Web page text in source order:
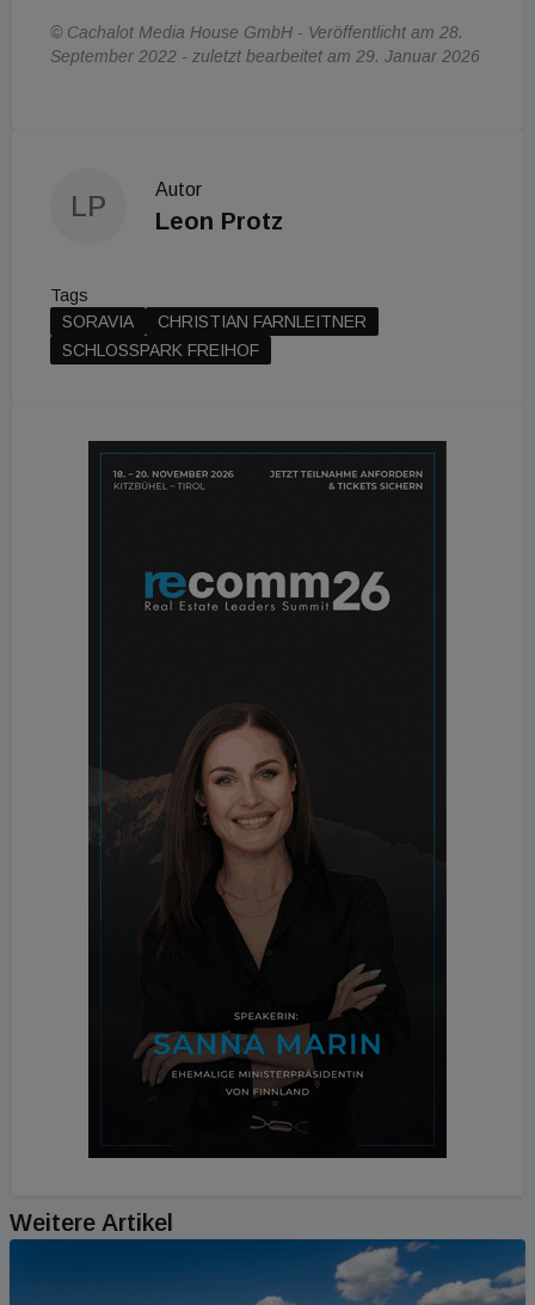
© Cachalot Media House GmbH - Veröffentlicht am 28.
September 2022 - zuletzt bearbeitet am 29. Januar 2026
LP
Autor
Leon Protz
Tags
SORAVIA
CHRISTIAN FARNLEITNER
SCHLOSSPARK FREIHOF
Weitere Artikel